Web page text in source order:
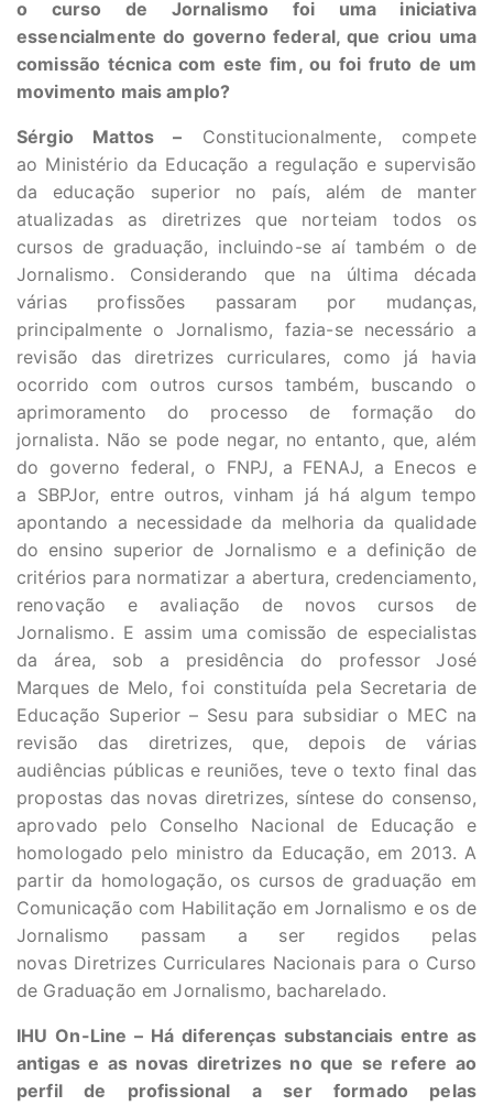
o curso de Jornalismo foi uma iniciativa
essencialmente do governo federal, que criou uma
comissão técnica com este fim, ou foi fruto de um
movimento mais amplo?
Sérgio Mattos – Constitucionalmente, compete
ao Ministério da Educação a regulação e supervisão
da educação superior no país, além de manter
atualizadas as diretrizes que norteiam todos os
cursos de graduação, incluindo-se aí também o de
Jornalismo. Considerando que na última década
várias profissões passaram por mudanças,
principalmente o Jornalismo, fazia-se necessário a
revisão das diretrizes curriculares, como já havia
ocorrido com outros cursos também, buscando o
aprimoramento do processo de formação do
jornalista. Não se pode negar, no entanto, que, além
do governo federal, o FNPJ, a FENAJ, a Enecos e
a SBPJor, entre outros, vinham já há algum tempo
apontando a necessidade da melhoria da qualidade
do ensino superior de Jornalismo e a definição de
critérios para normatizar a abertura, credenciamento,
renovação e avaliação de novos cursos de
Jornalismo. E assim uma comissão de especialistas
da área, sob a presidência do professor
José
Marques de Melo, foi constituída pela Secretaria de
Educação Superior – Sesu para subsidiar o MEC na
revisão das diretrizes, que, depois de várias
audiências públicas e reuniões, teve o texto final das
propostas das novas diretrizes, síntese do consenso,
aprovado pelo Conselho Nacional de Educação e
homologado pelo ministro da Educação, em 2013. A
partir da homologação, os cursos de graduação em
Comunicação com Habilitação em Jornalismo e os de
Jornalismo passam a ser regidos pelas
novas Diretrizes Curriculares Nacionais para o Curso
de Graduação em Jornalismo, bacharelado.
IHU On-Line – Há diferenças substanciais entre as
antigas e as novas diretrizes no que se refere ao
perfil de profissional a ser formado pelas